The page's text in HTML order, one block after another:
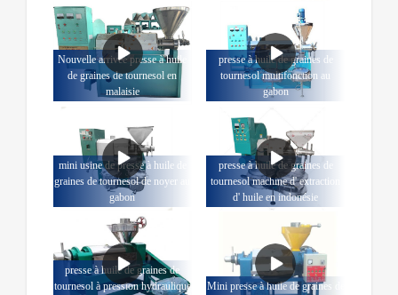
Nouvelle arrivée presse à huile
de graines de tournesol en
malaisie
presse à huile de graines de
tournesol multifonction au
gabon
mini usine de presse à huile de
graines de tournesol de noyer au
gabon
presse à huile de graines de
tournesol machine d' extraction
d' huile en indonésie
presse à huile de graines de
tournesol à pression hydraulique
Mini presse à huile de graines de